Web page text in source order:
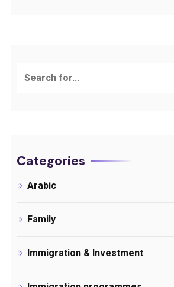
Categories
Arabic
Family
Immigration & Investment